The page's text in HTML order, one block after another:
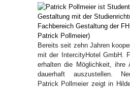
Bereits seit zehn Jahren
mit der IntercityHotel GmbH.
erhalten die Möglichkeit, ihre
dauerhaft auszustellen.
Patrick Pollmeier zeigt in